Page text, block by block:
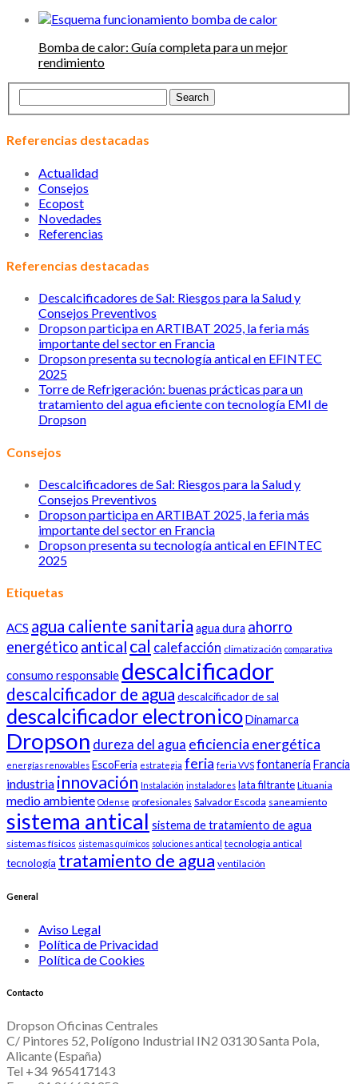
Bomba de calor: Guía completa para un mejor
rendimiento
Referencias destacadas
Actualidad
Consejos
Ecopost
Novedades
Referencias
Referencias destacadas
Descalcificadores de Sal: Riesgos para la Salud y
Consejos Preventivos
Dropson participa en ARTIBAT 2025, la feria más
importante del sector en Francia
Dropson presenta su tecnología antical en EFINTEC
2025
Torre de Refrigeración: buenas prácticas para un
tratamiento del agua eficiente con tecnología EMI de
Dropson
Consejos
Descalcificadores de Sal: Riesgos para la Salud y
Consejos Preventivos
Dropson participa en ARTIBAT 2025, la feria más
importante del sector en Francia
Dropson presenta su tecnología antical en EFINTEC
2025
Etiquetas
ACS agua caliente sanitaria agua dura ahorro
energético antical cal calefacción climatización comparativa
consumo responsable descalcificador
descalcificador de agua descalcificador de sal
descalcificador electronicoDinamarca
Dropson dureza del agua eficiencia energética
energías renovables EscoFeria estrategia feria feria VVS fontanería Francia
industria innovación Instalación instaladores lata filtrante Lituania
medio ambiente Odense profesionales Salvador Escoda saneamiento
sistema antical sistema de tratamiento de agua
sistemas físicos sistemas químicos soluciones antical tecnologia antical
tecnología tratamiento de agua ventilación
General
Aviso Legal
Política de Privacidad
Política de Cookies
Contacto
Dropson Oficinas Centrales
C/ Pintores 52, Polígono Industrial IN2 03130 Santa Pola,
Alicante (España)
Tel +34 965417143